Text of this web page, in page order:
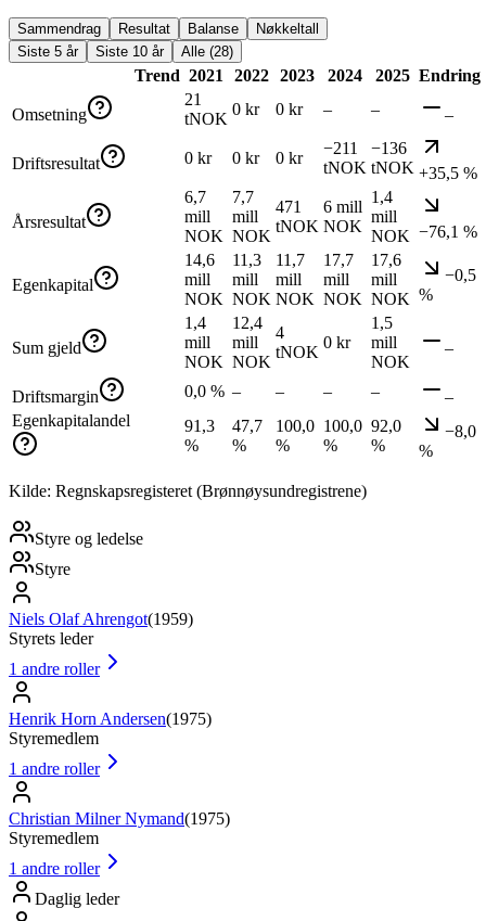
Sammendrag Resultat Balanse
Nøkkeltall
Siste 5 år
Siste 10 år Alle (28)
Trend 2021 2022 2023 2024 2025 Endring
Omsetning
21
tNOK
0 kr 0 kr – – –
Driftsresultat 0 kr 0 kr 0 kr
−211
tNOK
−136
tNOK +35,5 %
Årsresultat
6,7
mill
NOK
7,7
mill
NOK
471
tNOK
6 mill
NOK
1,4
mill
NOK −76,1 %
Egenkapital
14,6
mill
NOK
11,3
mill
NOK
11,7
mill
NOK
17,7
mill
NOK
17,6
mill
NOK
−0,5
%
Sum gjeld
1,4
mill
NOK
12,4
mill
NOK
4
tNOK
0 kr
1,5
mill
NOK
–
Driftsmargin 0,0 % – – – –
–
Egenkapitalandel
91,3
%
47,7
%
100,0
%
100,0
%
92,0
%
−8,0
%
Kilde: Regnskapsregisteret (Brønnøysundregistrene)
Styre og ledelse
Styre
Niels Olaf Ahrengot(1959)
Styrets leder
1 andre roller
Henrik Horn Andersen(1975)
Styremedlem
1 andre roller
Christian Milner Nymand(1975)
Styremedlem
1 andre roller
Daglig leder